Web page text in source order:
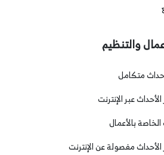
والتنظيم
متكامل
عبر الإنترنت
بالأعمال
مفصولة عن الإنترنت